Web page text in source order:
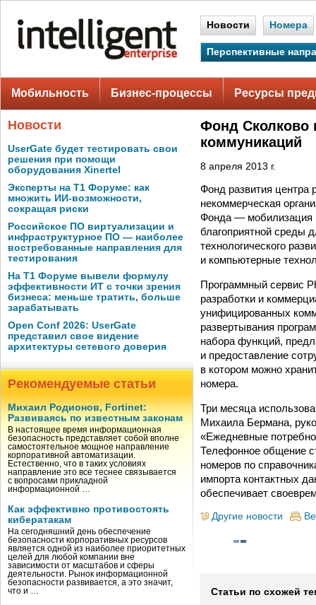
Новости Номера
Перспективные
Мобильность Бизнес-процессы Ресурсы
Новости
UserGate будет тестировать свои
решения при помощи
оборудования Xinertel
Эксперты на Т1 Форуме: как
множить ИИ-возможности,
сокращая риски
Российское ПО виртуализации и
инфраструктурное ПО — наиболее
востребованные направления для
тестирования
На Т1 Форуме вывели формулу
эффективности ИТ с точки зрения
бизнеса: меньше тратить, больше
зарабатывать
Open Conf 2026: UserGate
представил свое видение
архитектуры сетевого доверия
Рекомендуемые статьи
Михаил Родионов, Fortinet:
Развиваясь по известным законам
В настоящее время информационная
безопасность представляет собой вполне
самостоятельное мощное направление
корпоративной автоматизации.
Естественно, что в таких условиях
направление это все теснее связывается
с вопросами прикладной
информационной …
Как эффективно противостоять
кибератакам
На сегодняшний день обеспечение
безопасности корпоративных ресурсов
является одной из наиболее приоритетных
целей для любой компании вне
зависимости от масштабов и сферы
деятельности. Рынок информационной
безопасности развивается, а это значит,
что и …
Фонд Сколково
коммуникаций
8 апреля 2013 г.
Фонд развития центра
некоммерческая
Фонда — мобилизация
благоприятной среды
технологического
и компьютерные
Программный сервис
разработки и
унифицированных
развертывания
набора функций,
и предоставление
в котором можно
номера.
Три месяца
Михаила Бермана,
«Ежедневные
Телефонное общение
номеров по
импорта контактных
обеспечивает
Другие новости
Статьи по схожей